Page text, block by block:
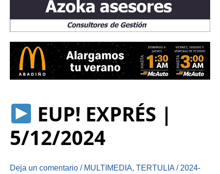
EUP! EXPRÉS |
5/12/2024
Deja un comentario / MULTIMEDIA, TERTULIA / 2024-